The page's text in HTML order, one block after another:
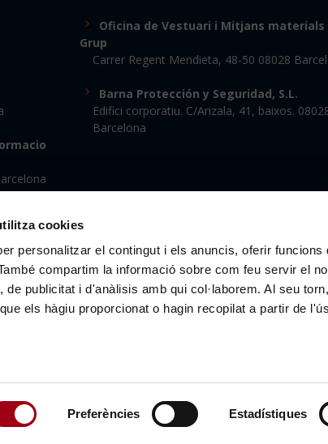
cookies
personalitzar el contingut i els anuncis, oferir
compartim la informació sobre com feu servir el
de publicitat i d'anàlisis amb qui col·laborem. Al seu
els hàgiu proporcionat o hagin recopilat a partir de
Preferències Estadístiques
Oficina de Vestuari i Mitjans materials
Grup
Carrer Regent Mendieta, 48-50 08028
Barna Protección y Seguridad, S.L.
Edifici corporatiu. C/Arizala, 41, baixos.
Barcelona
© CopyrightBarna Porters 2026® Todas las